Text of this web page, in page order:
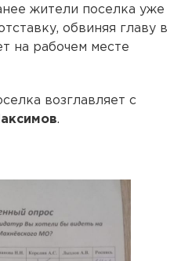
жители поселка уже
обвиняя главу в
на рабочем месте
возглавляет с
.